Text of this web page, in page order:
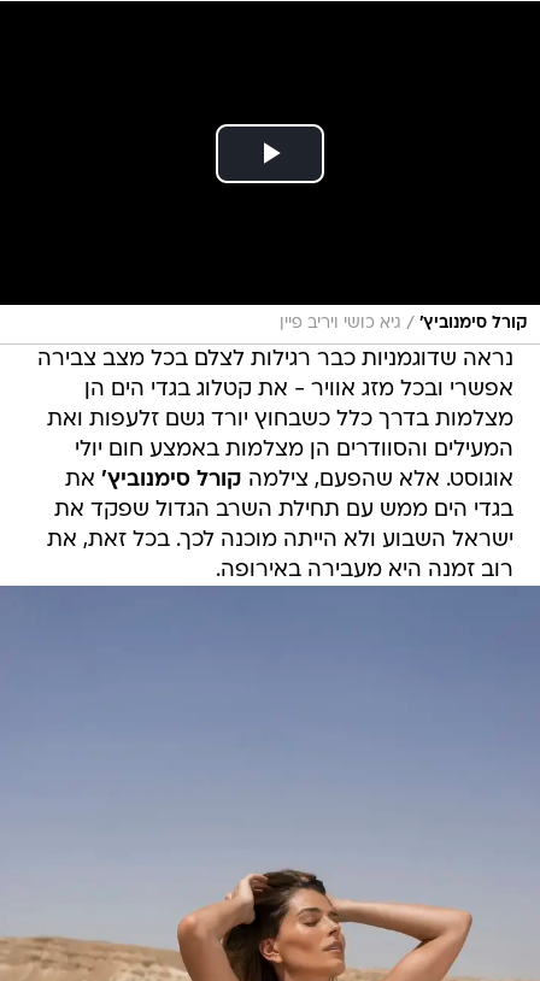
קורל סימנוביץ' / גיא כושי ויריב פיין
נראה שדוגמניות כבר רגילות לצלם בכל מצב צבירה
אפשרי ובכל מזג אוויר - את קטלוג בגדי הים הן
מצלמות בדרך כלל כשבחוץ יורד גשם זלעפות ואת
המעילים והסוודרים הן מצלמות באמצע חום יולי
אוגוסט. אלא שהפעם, צילמה קורל סימנוביץ' את
בגדי הים ממש עם תחילת השרב הגדול שפקד את
ישראל השבוע ולא הייתה מוכנה לכך. בכל זאת, את
רוב זמנה היא מעבירה באירופה.